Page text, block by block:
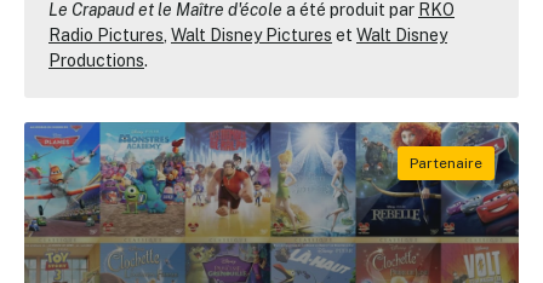
Le Crapaud et le Maître d'école a été produit par RKO
Radio Pictures, Walt Disney Pictures et Walt Disney
Productions.